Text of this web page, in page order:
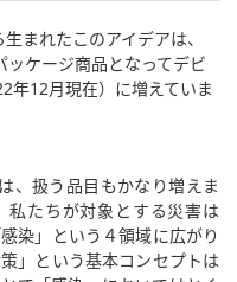
まれたこのアイデアは、
ケージ商品となってデビ
年12月現在）に増えていま
、扱う品目もかなり増えま
私たちが対象とする災害は
染」という４領域に広がり
」という基本コンセプトは